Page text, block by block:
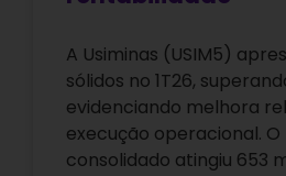
A Usiminas (USIM5)
sólidos no 1T26,
evidenciando melhora
execução operacional. O
consolidado atingiu 653